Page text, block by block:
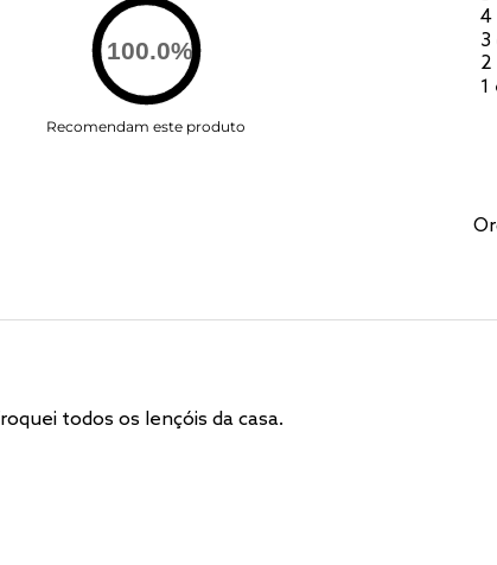
100.0%
Recomendam este produto
4
3
2
1
todos os lençóis da casa.